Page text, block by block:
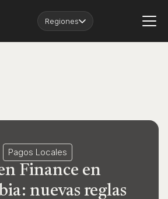
Regiones
Pagos Locales
Finance en
nuevas reglas